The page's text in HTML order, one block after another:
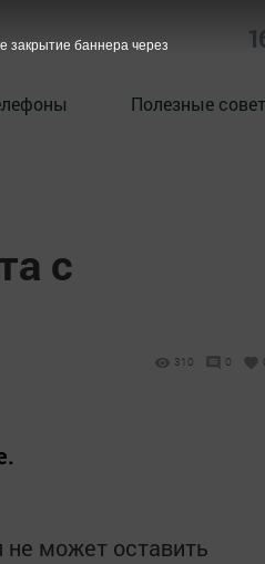
Полезные
с
310 0
не может оставить
закрытие баннера через